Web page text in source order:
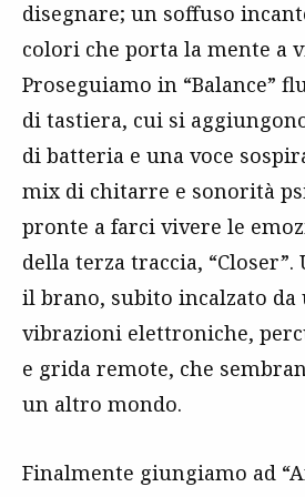
disegnare; un soffuso
colori che porta la mente a
Proseguiamo in “Balance”
di tastiera, cui si
di batteria e una voce
mix di chitarre e sonorità
pronte a farci vivere le
della terza traccia, “Closer”.
il brano, subito incalzato da
vibrazioni elettroniche,
e grida remote, che
un altro mondo.
Finalmente giungiamo ad